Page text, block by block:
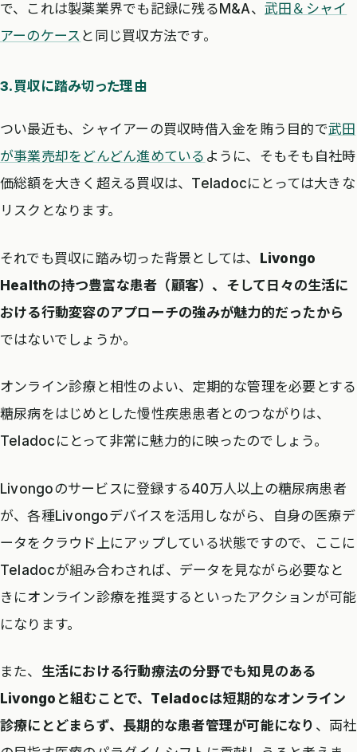
で、これは製薬業界でも記録に残るM&A、 武田＆シャイ
アーのケース と同じ買収方法です。
3.買収に踏み切った理由
つい最近も、シャイアーの買収時借入金を賄う目的で武田
が事業売却をどんどん進めている ように、そもそも自社時
価総額を大きく超える買収は、Teladocにとっては大きな
リスクとなります。
それでも買収に踏み切った背景としては、 Livongo
Healthの持つ豊富な患者（顧客）、そして日々の生活に
おける行動変容のアプローチの強みが魅力的だったから
ではないでしょうか。
オンライン診療と相性のよい、定期的な管理を必要とする
糖尿病をはじめとした慢性疾患患者とのつながりは、
Teladocにとって非常に魅力的に映ったのでしょう。
Livongoのサービスに登録する40万人以上の糖尿病患者
が、各種Livongoデバイスを活用しながら、自身の医療デ
ータをクラウド上にアップしている状態ですので、ここに
Teladocが組み合わされば、データを見ながら必要なと
きにオンライン診療を推奨するといったアクションが可能
になります。
また、 生活における行動療法の分野でも知見のある
Livongoと組むことで、Teladocは短期的なオンライン
診療にとどまらず、長期的な患者管理が可能になり 、両社